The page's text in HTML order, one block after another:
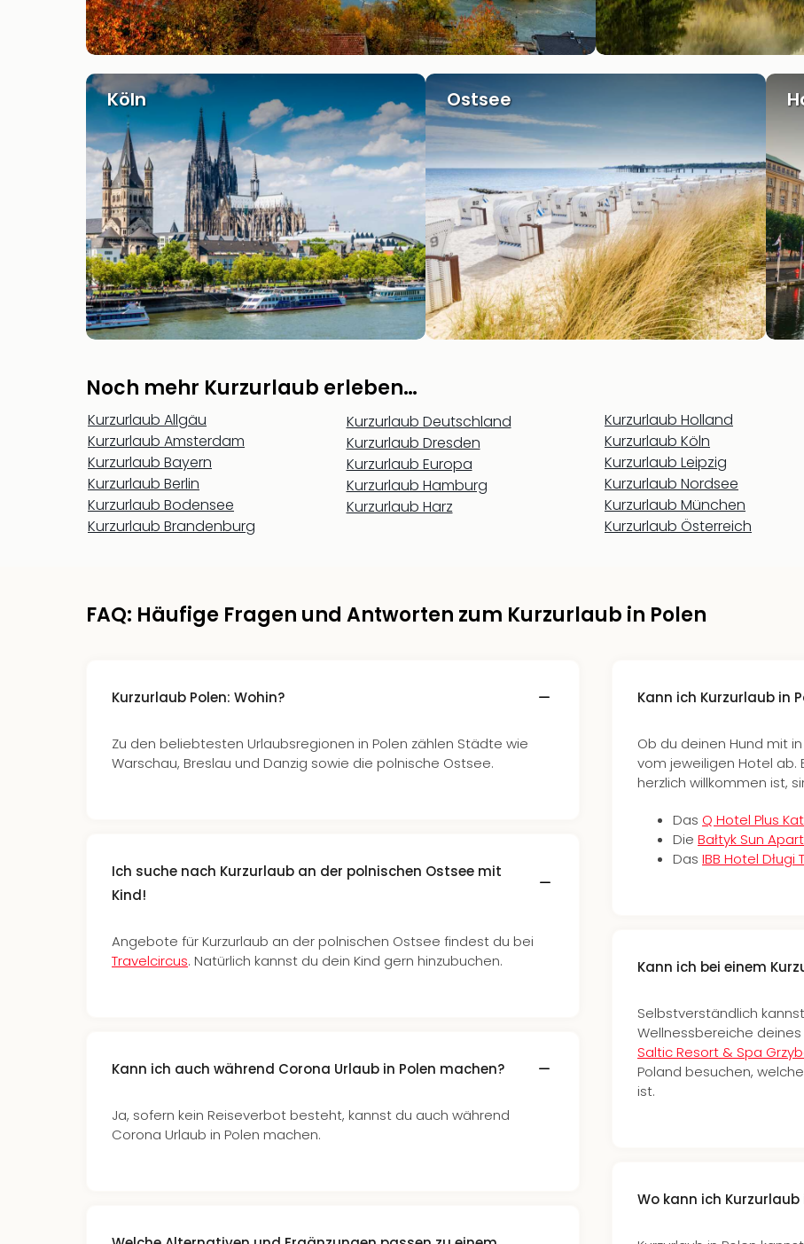
Köln Ostsee
Noch mehr Kurzurlaub erleben…
Kurzurlaub Allgäu
Kurzurlaub Amsterdam
Kurzurlaub Bayern
Kurzurlaub Berlin
Kurzurlaub Bodensee
Kurzurlaub Brandenburg
Kurzurlaub Deutschland
Kurzurlaub Dresden
Kurzurlaub Europa
Kurzurlaub Hamburg
Kurzurlaub Harz
Kurzurlaub Holland
Kurzurlaub Köln
Kurzurlaub Leipzig
Kurzurlaub Nordsee
Kurzurlaub München
Kurzurlaub Österreich
FAQ: Häufige Fragen und Antworten zum Kurzurlaub in Polen
Kurzurlaub Polen: Wohin?
Zu den beliebtesten Urlaubsregionen in Polen zählen Städte wie
Warschau, Breslau und Danzig sowie die polnische Ostsee.
Ich suche nach Kurzurlaub an der polnischen Ostsee mit
Kind!
Angebote für Kurzurlaub an der polnischen Ostsee findest du bei
Travelcircus. Natürlich kannst du dein Kind gern hinzubuchen.
Kann ich auch während Corona Urlaub in Polen machen?
Ja, sofern kein Reiseverbot besteht, kannst du auch während
Corona Urlaub in Polen machen.
Kann ich Kurzurlaub in
Ob du deinen Hund mit
vom jeweiligen Hotel ab.
herzlich willkommen ist,
Das Q Hotel Plus
Die Bałtyk Sun
Das IBB Hotel Długi
Kann ich bei einem
Selbstverständlich
Wellnessbereiche
Saltic Resort & Spa
Poland besuchen,
ist.
Wo kann ich Kurzurlaub